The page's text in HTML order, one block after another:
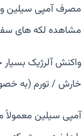
مصرف آمپی سیلین و
مشاهده لکه های
واکنش آلرژیک
خارش / تورم (به
آمپی سیلین معمولاً